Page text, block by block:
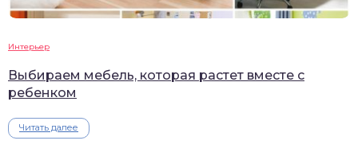
Интерьер
Выбираем мебель, которая растет вместе с
ребенком
Читать далее